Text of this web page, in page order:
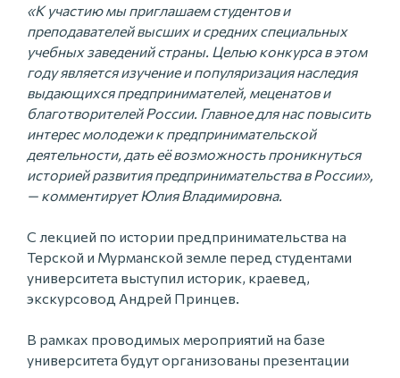
«К участию мы приглашаем студентов и
преподавателей высших и средних специальных
учебных заведений страны. Целью конкурса в этом
году является изучение и популяризация наследия
выдающихся предпринимателей, меценатов и
благотворителей России. Главное для нас повысить
интерес молодежи к предпринимательской
деятельности, дать её возможность проникнуться
историей развития предпринимательства в России»,
— комментирует Юлия Владимировна.
С лекцией по истории предпринимательства на
Терской и Мурманской земле перед студентами
университета выступил историк, краевед,
экскурсовод Андрей Принцев.
В рамках проводимых мероприятий на базе
университета будут организованы презентации